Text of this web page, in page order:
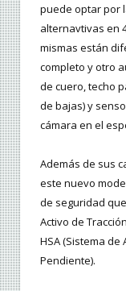
puede optar por
alternavtivas en
mismas están
completo y otro
de cuero, techo
de bajas) y
cámara en el
Además de sus
este nuevo
de seguridad
Activo de
HSA (Sistema
Pendiente).